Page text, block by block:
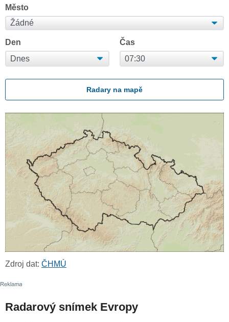
Město
Den Čas
Radary na mapě
Zdroj dat: ČHMÚ
Radarový snímek Evropy